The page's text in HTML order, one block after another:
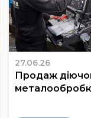
27.06.26
Продаж